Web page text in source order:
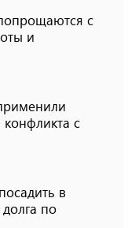
с
и
с
в
по